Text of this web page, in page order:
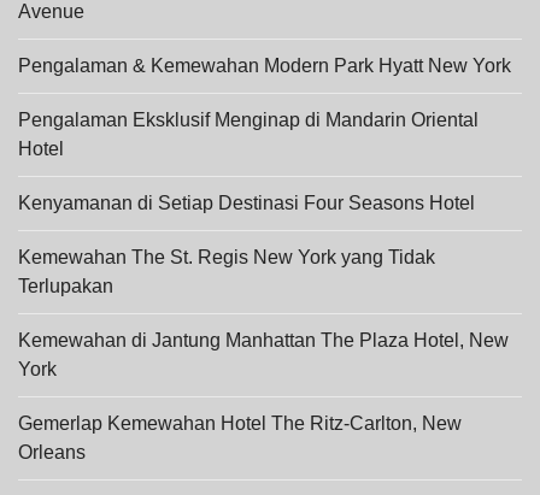
Avenue
Pengalaman & Kemewahan Modern Park Hyatt New York
Pengalaman Eksklusif Menginap di Mandarin Oriental
Hotel
Kenyamanan di Setiap Destinasi Four Seasons Hotel
Kemewahan The St. Regis New York yang Tidak
Terlupakan
Kemewahan di Jantung Manhattan The Plaza Hotel, New
York
Gemerlap Kemewahan Hotel The Ritz-Carlton, New
Orleans